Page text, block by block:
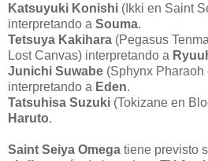
Katsuyuki Konishi (Ikki en Saint
interpretando a Souma.
Tetsuya Kakihara (Pegasus
Lost Canvas) interpretando a
Junichi Suwabe (Sphynx
interpretando a Eden.
Tatsuhisa Suzuki (Tokizane en
Haruto.
Saint Seiya Omega tiene previsto